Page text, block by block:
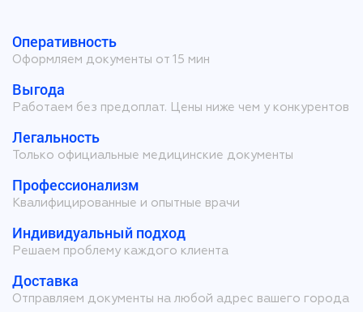
Оперативность
Оформляем документы от 15 мин
Выгода
Работаем без предоплат. Цены ниже чем у конкурентов
Легальность
Только официальные медицинские документы
Профессионализм
Квалифицированные и опытные врачи
Индивидуальный подход
Решаем проблему каждого клиента
Доставка
Отправляем документы на любой адрес вашего города